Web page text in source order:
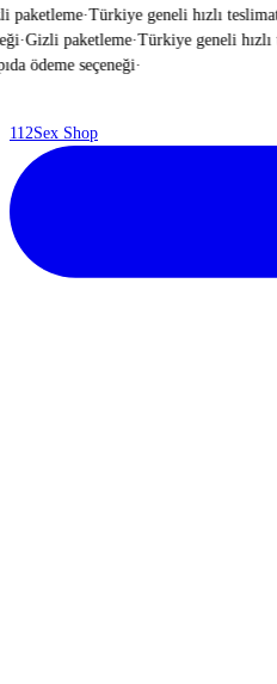
·Türkiye geneli hızlı teslimat·
·Gizli paketleme·Türkiye geneli hızlı
ödeme seçeneği·
112Sex Shop